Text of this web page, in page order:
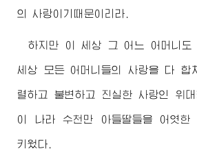
의 사랑이기때문이리라.
하지만 이 세상 그 어느 어머니도
세상 모든 어머니들의 사랑을 다 합
렬하고 불변하고 진실한 사랑인위
이 나라 수천만 아들딸들을 어엿한
키웠다.